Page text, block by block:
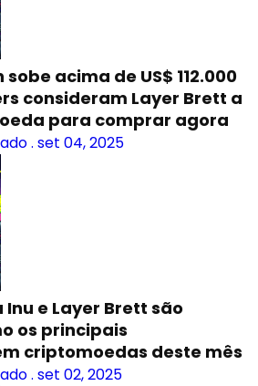
acima de US$ 112.000
consideram Layer Brett a
para comprar agora
. set 04, 2025
Inu e Layer Brett são
os principais
criptomoedas deste mês
. set 02, 2025